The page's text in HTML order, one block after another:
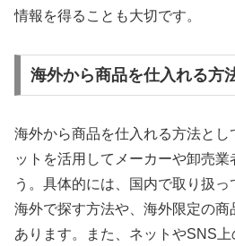
情報を得ることも大切です。
海外から商品を仕入れる方
海外から商品を仕入れる方法と
ットを活用してメーカーや卸売業
う。具体的には、国内で取り扱
海外で探す方法や、海外限定の
あります。また、ネットやSNS